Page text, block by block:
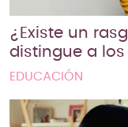
¿Existe un
distingue a
EDUCACIÓN